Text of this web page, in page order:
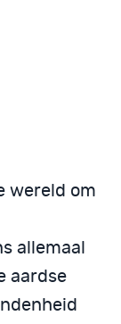
wereld om
allemaal
aardse